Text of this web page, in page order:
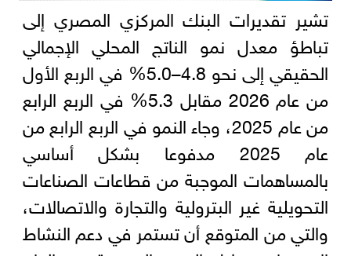
تشير تقديرات البنك المركزي المصري إلى
تباطؤ معدل نمو الناتج المحلي الإجمالي
الحقيقي إلى نحو 4.8–5.0% في الربع الأول
من عام 2026 مقابل 5.3% في الربع الرابع
من عام 2025، وجاء النمو في الربع الرابع من
عام 2025 مدفوعا بشكل أساسي
بالمساهمات الموجبة من قطاعات الصناعات
التحويلية غير البترولية والتجارة والاتصالات،
والتي من المتوقع أن تستمر في دعم النشاط